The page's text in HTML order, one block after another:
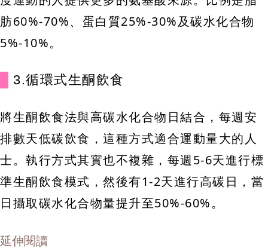
肪60%-70%、蛋白質25%-30%及碳水化合物
5%-10%。
3.循環式生酮飲食
將生酮飲食法與高碳水化合物日結合，每週安
排數天低碳飲食，這種方式適合運動量大的人
士。執行方式其實也不複雜，每週5-6天進行標
準生酮飲食模式，然後有1-2天進行高碳日，當
日攝取碳水化合物量提升至50%-60%。
延伸閱讀